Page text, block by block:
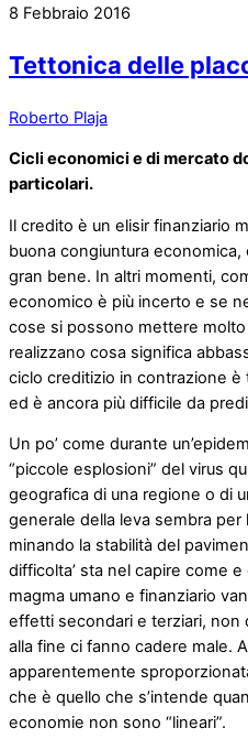
8 Febbraio 2016
Tettonica delle
Roberto Plaja
Cicli economici e di mercato
particolari.
Il credito è un elisir finanziario
buona congiuntura
gran bene. In altri momenti,
economico è più incerto e se
cose si possono mettere
realizzano cosa significa
ciclo creditizio in contrazione è
ed è ancora più difficile da
Un po’ come durante
“piccole esplosioni” del virus
geografica di una regione o di
generale della leva sembra
minando la stabilità del
difficolta’ sta nel capire come
magma umano e finanziario
effetti secondari e terziari, non
alla fine ci fanno cadere male.
apparentemente
che è quello che s’intende
economie non sono “lineari”.